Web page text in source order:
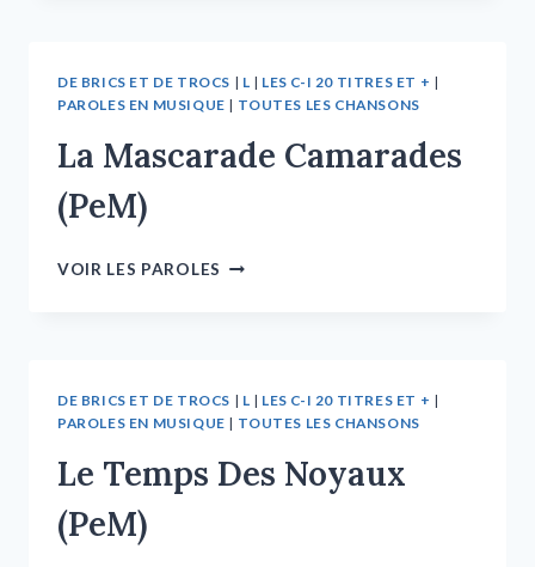
DE BRICS ET DE TROCS | L | LES C-I 20 TITRES ET + |
PAROLES EN MUSIQUE | TOUTES LES CHANSONS
La Mascarade Camarades
(PeM)
VOIR LES PAROLES
DE BRICS ET DE TROCS | L | LES C-I 20 TITRES ET + |
PAROLES EN MUSIQUE | TOUTES LES CHANSONS
Le Temps Des Noyaux
(PeM)